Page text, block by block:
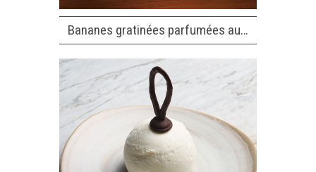
Bananes gratinées parfumées au…